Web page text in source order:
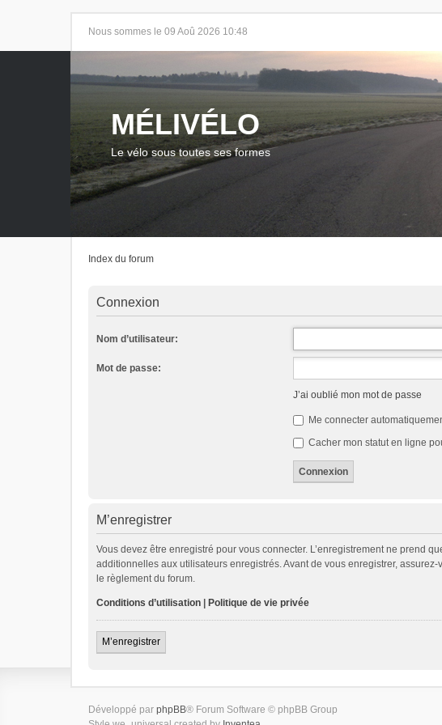
Nous sommes le 09 Aoû 2026 10:48
MÉLIVÉLO
Le vélo sous toutes ses formes
Index du forum
Connexion
Nom d’utilisateur:
Mot de passe:
J’ai oublié mon mot de passe
Me connecter
Cacher mon statut en ligne
M’enregistrer
Vous devez être enregistré pour vous connecter. L’enregistrement ne prend
additionnelles aux utilisateurs enregistrés. Avant de vous enregistrer,
le règlement du forum.
Conditions d’utilisation Politique de vie privée
M’enregistrer
Développé par phpBB® Forum Software © phpBB Group